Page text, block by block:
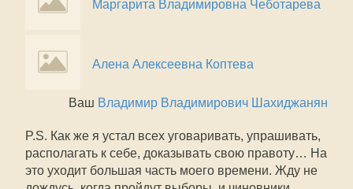
Маргарита Владимировна Чеботарева
Алена Алексеевна Коптева
Ваш Владимир Владимирович Шахиджанян
P.S. Как же я устал всех уговаривать, упрашивать,
располагать к себе, доказывать свою правоту… На
это уходит большая часть моего времени. Жду не